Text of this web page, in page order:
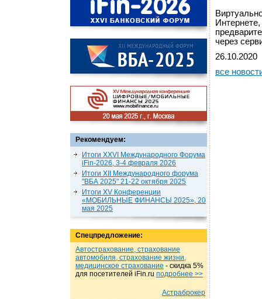
Рекомендуем:
Итоги XXVI Международного Форума
iFin-2026, 3-4 февраля 2026
Итоги XII Международного форума
"ВБА 2025" 21-22 октября 2025
Итоги XV Конференции
«МОБИЛЬНЫЕ ФИНАНСЫ 2025», 20
мая 2025
Спецпредложение:
Автострахование, страхование
автомобиля, страхование жизни,
медицинское страхование - cкидка 5%
для посетителей iFin.ru подробнеe >>
Астраброкер
через
26.10.2020
все